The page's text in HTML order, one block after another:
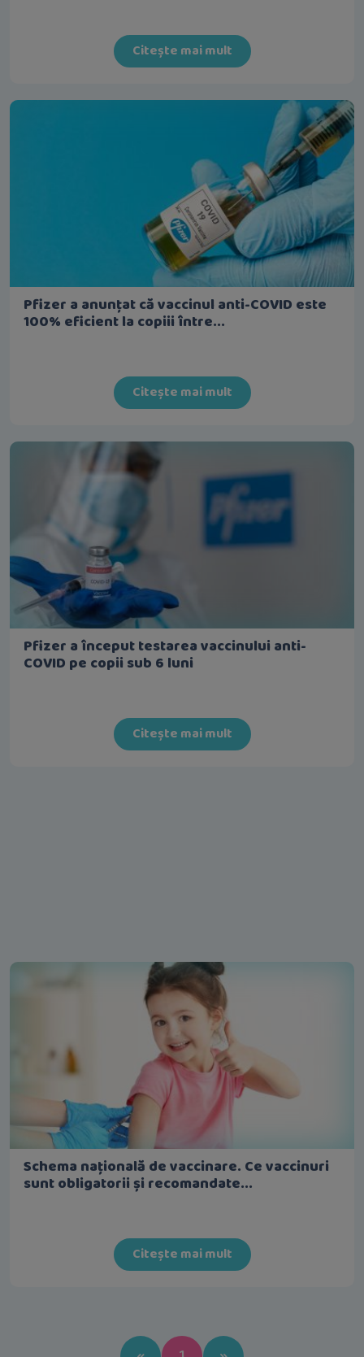
Citește mai mult
Pfizer a anunțat că vaccinul anti-COVID este
100% eficient la copiii între...
Citește mai mult
Pfizer a început testarea vaccinului anti-
COVID pe copii sub 6 luni
Citește mai mult
Schema națională de vaccinare. Ce vaccinuri
sunt obligatorii și recomandate...
Citește mai mult